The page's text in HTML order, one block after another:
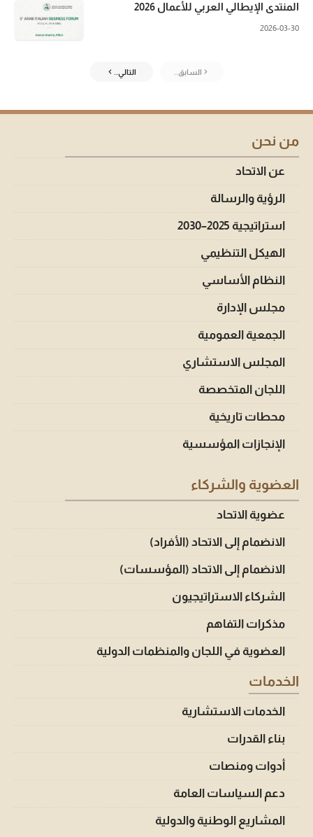
المنتدى الإيطالي العربي للأعمال 2026
2026-03-30
السابق.. التالي..
من نحن
عن الاتحاد
الرؤية والرسالة
استراتيجية 2025–2030
الهيكل التنظيمي
النظام الأساسي
مجلس الإدارة
الجمعية العمومية
المجلس الاستشاري
اللجان المتخصصة
محطات تاريخية
الإنجازات المؤسسية
العضوية والشركاء
عضوية الاتحاد
الانضمام إلى الاتحاد (الأفراد)
الانضمام إلى الاتحاد (المؤسسات)
الشركاء الاستراتيجيون
مذكرات التفاهم
العضوية في اللجان والمنظمات الدولية
الخدمات
الخدمات الاستشارية
بناء القدرات
أدوات ومنصات
دعم السياسات العامة
المشاريع الوطنية والدولية